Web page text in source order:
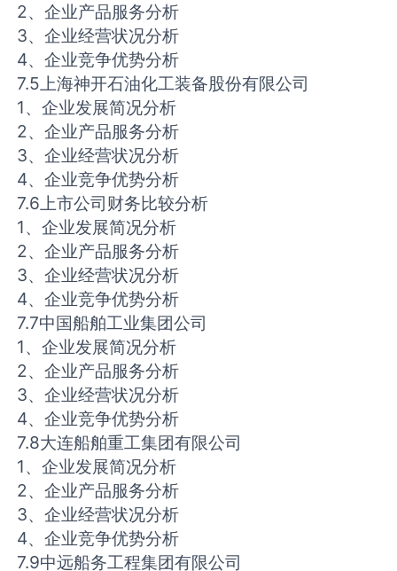
2、企业产品服务分析
3、企业经营状况分析
4、企业竞争优势分析
7.5上海神开石油化工装备股份有限公司
1、企业发展简况分析
2、企业产品服务分析
3、企业经营状况分析
4、企业竞争优势分析
7.6上市公司财务比较分析
1、企业发展简况分析
2、企业产品服务分析
3、企业经营状况分析
4、企业竞争优势分析
7.7中国船舶工业集团公司
1、企业发展简况分析
2、企业产品服务分析
3、企业经营状况分析
4、企业竞争优势分析
7.8大连船舶重工集团有限公司
1、企业发展简况分析
2、企业产品服务分析
3、企业经营状况分析
4、企业竞争优势分析
7.9中远船务工程集团有限公司